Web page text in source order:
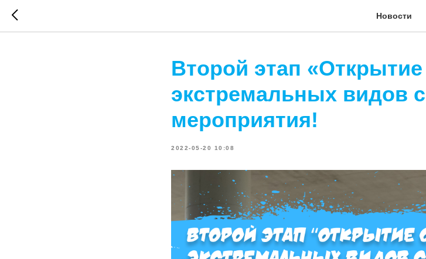
Новости
Второй этап «Открытие
экстремальных видов
мероприятия!
2022-05-20 10:08